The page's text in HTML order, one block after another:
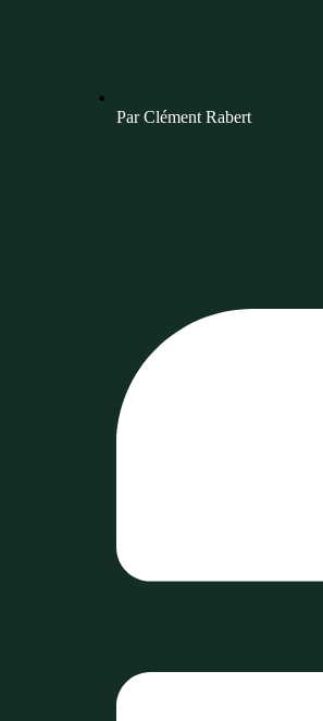
ParClément Rabert